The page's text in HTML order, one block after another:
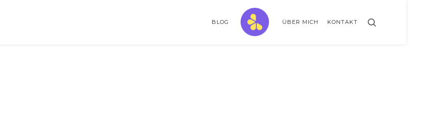
BLOG ZitronenBitter
ÜBER MICH KONTAKT